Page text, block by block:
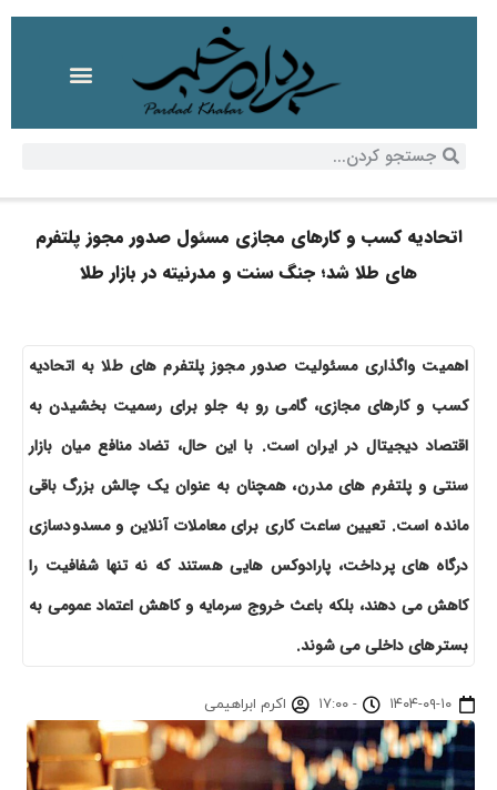
اتحادیه کسب و کارهای مجازی مسئول صدور مجوز پلتفرم
های طلا شد؛ جنگ سنت و مدرنیته در بازار طلا
اهمیت واگذاری مسئولیت صدور مجوز پلتفرم های طلا به اتحادیه
کسب و کارهای مجازی، گامی رو به جلو برای رسمیت بخشیدن به
اقتصاد دیجیتال در ایران است. با این حال، تضاد منافع میان بازار
سنتی و پلتفرم های مدرن، همچنان به عنوان یک چالش بزرگ باقی
مانده است. تعیین ساعت کاری برای معاملات آنلاین و مسدودسازی
درگاه های پرداخت، پارادوکس هایی هستند که نه تنها شفافیت را
کاهش می دهند، بلکه باعث خروج سرمایه و کاهش اعتماد عمومی به
بسترهای داخلی می شوند.
۱۴۰۴-۰۹-۱۰ - ۱۷:۰۰ اکرم ابراهیمی